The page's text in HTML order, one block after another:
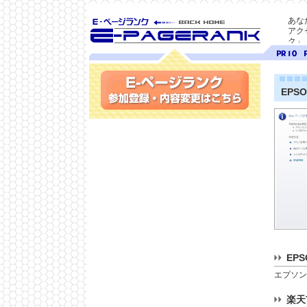
SEO対策に E-ページ
ランク
あな
アク
ク」
ランク
10
9
エプソ
楽
参加登録(無料)・内容変更